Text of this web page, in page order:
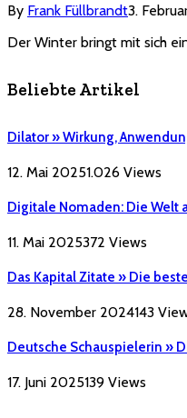
By Frank Füllbrandt3.
Der Winter bringt mit sich
Beliebte Artikel
Dilator » Wirkung,
12. Mai 20251.026 Views
Digitale Nomaden: Die Welt
11. Mai 2025372 Views
Das Kapital Zitate » Die
28. November 2024143
Deutsche Schauspielerin »
17. Juni 2025139 Views